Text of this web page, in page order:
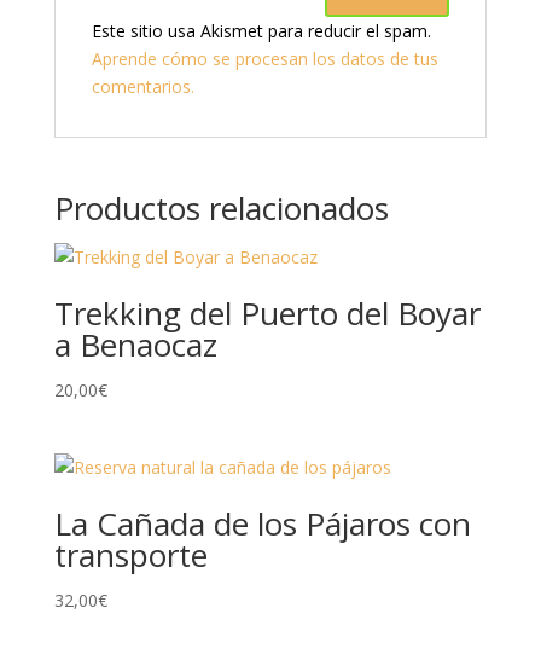
Este sitio usa Akismet para reducir el spam.
Aprende cómo se procesan los datos de tus
comentarios.
Productos relacionados
Trekking del Puerto del Boyar
a Benaocaz
20,00€
La Cañada de los Pájaros con
transporte
32,00€